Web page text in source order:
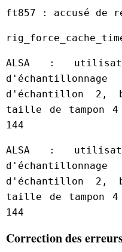
ft857 : accusé de
ALSA :
d'échantillon 2,
taille de tampon
144
ALSA :
d'échantillon 2,
taille de tampon
144
Correction des